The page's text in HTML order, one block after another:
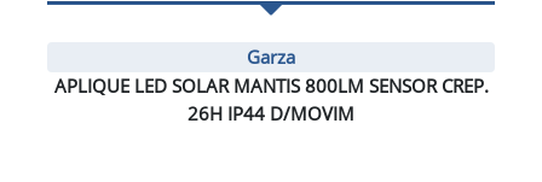
Garza
APLIQUE LED SOLAR MANTIS 800LM SENSOR CREP.
26H IP44 D/MOVIM